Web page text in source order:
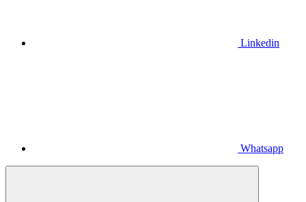
Linkedin
Whatsapp